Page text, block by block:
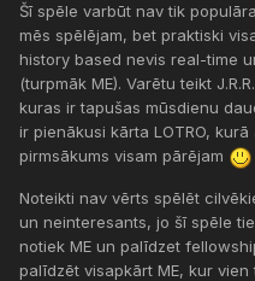
Šī spēle varbūt nav tik
mēs spēlējam, bet praktiski
history based nevis real-time
(turpmāk ME). Varētu teikt
kuras ir tapušas mūsdienu
ir pienākusi kārta LOTRO,
pirmsākums visam pārējam
Noteikti nav vērts spēlēt
un neinteresants, jo šī spēle
notiek ME un palīdzet
palīdzēt visapkārt ME, kur vien